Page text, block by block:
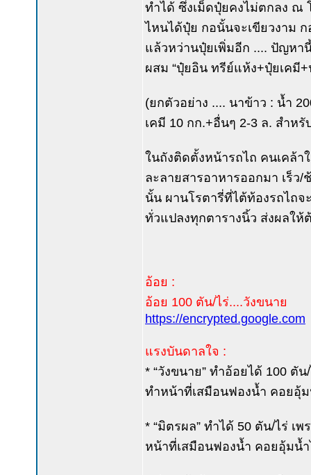
ทำได้ ซึ่งเม็ดปุ๋ยคงไม่ตกลง ณ
ไหนได้ปุ๋ย กอนั้นจะเขียวงาม
แล้วหว่านปุ๋ยเพิ่มอีก .... ปัญหา
ผสม “ปุ๋ยอิน ทรีย์แห้ง+ปุ๋ยเคมี
(ยกตัวอย่าง .... นาข้าว : น้ำ
เคมี 10 กก.+อื่นๆ 2-3 ล. สำหรั
ในถังติดตั้งหน้ารถไถ คนเคล้า
ละลายสารอาหารออกมา เร็
นั้น ผานโรตารี่ที่ไต้ท้องรถไถจ
ทั่วแปลงทุกตารางนิ้ว ส่งผลใ
อ้อย :
อ้อย 100 ตัน/ไร่....วังขนาย
https://encrypted.google.com
แรงบันดาลใจ :
* “วังขนาย” ทำอ้อยได้ 100 ตั
ทำหน้าที่เสมือนฟองน้ำ คอยอุ้
* “มิตรผล” ทำได้ 50 ตัน/ไร่
หน้าที่เสมือนฟองน้ำ คอยอุ้มน้